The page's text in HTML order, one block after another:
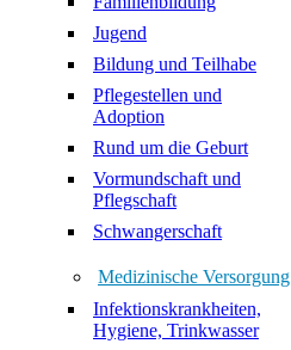
Jugend
Bildung und Teilhabe
Pflegestellen und
Adoption
Rund um die Geburt
Vormundschaft und
Pflegschaft
Schwangerschaft
Medizinische Versorgung
Infektionskrankheiten,
Hygiene, Trinkwasser